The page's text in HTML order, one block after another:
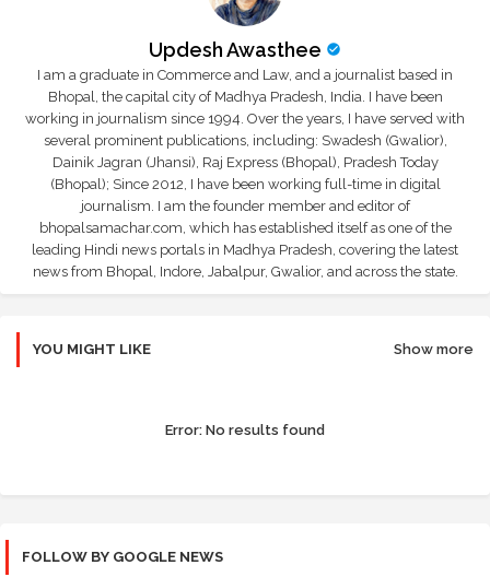
Updesh Awasthee
I am a graduate in Commerce and Law, and a journalist based in
Bhopal, the capital city of Madhya Pradesh, India. I have been
working in journalism since 1994. Over the years, I have served with
several prominent publications, including: Swadesh (Gwalior),
Dainik Jagran (Jhansi), Raj Express (Bhopal), Pradesh Today
(Bhopal); Since 2012, I have been working full-time in digital
journalism. I am the founder member and editor of
bhopalsamachar.com, which has established itself as one of the
leading Hindi news portals in Madhya Pradesh, covering the latest
news from Bhopal, Indore, Jabalpur, Gwalior, and across the state.
YOU MIGHT LIKE Show more
Error: No results found
FOLLOW BY GOOGLE NEWS